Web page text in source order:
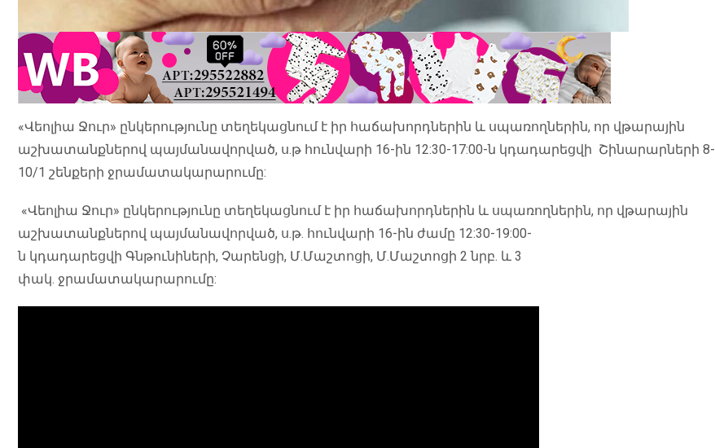
«Վեոլիա Ջուր» ընկերությունը տեղեկացնում է իր հաճախորդներին և սպառողներին, որ վթարային
աշխատանքներով պայմանավորված, ս.թ հունվարի 16-ին 12:30-17:00-ն կդադարեցվի Շինարարների 8-
10/1 շենքերի ջրամատակարարումը:
«Վեոլիա Ջուր» ընկերությունը տեղեկացնում է իր հաճախորդներին և սպառողներին, որ վթարային
աշխատանքներով պայմանավորված, ս.թ. հունվարի 16-ին ժամը 12:30-19:00-
ն կդադարեցվի Գնթունիների, Չարենցի, Մ.Մաշտոցի, Մ.Մաշտոցի 2 նրբ. և 3
փակ. ջրամատակարարումը: